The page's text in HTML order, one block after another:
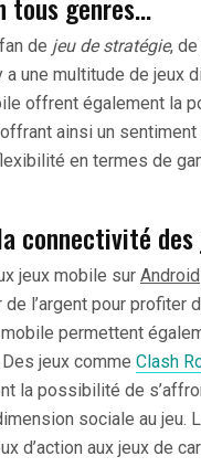
tous genres…
de jeu de stratégie,
a une multitude de
offrent également la
ainsi un
en termes de
connectivité des
jeux mobile sur Android
l’argent pour profiter
permettent
jeux comme Clash
la possibilité de
sociale au
d’action aux jeux de